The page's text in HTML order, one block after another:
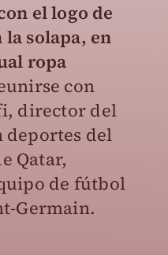
el logo de
solapa, en
ropa
con
director del
deportes del
Qatar,
de fútbol
Germain.